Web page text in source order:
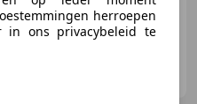
herroepen
in ons privacybeleid te